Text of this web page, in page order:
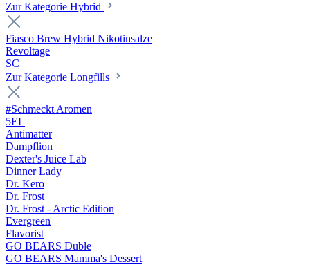
Zur Kategorie Hybrid
Fiasco Brew Hybrid Nikotinsalze
Revoltage
SC
Zur Kategorie Longfills
#Schmeckt Aromen
5EL
Antimatter
Dampflion
Dexter's Juice Lab
Dinner Lady
Dr. Kero
Dr. Frost
Dr. Frost - Arctic Edition
Evergreen
Flavorist
GO BEARS Duble
GO BEARS Mamma's Dessert